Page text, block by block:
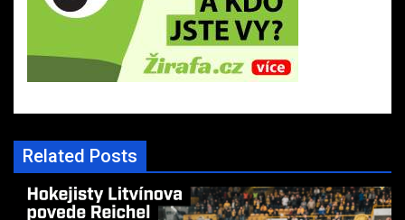
Related Posts